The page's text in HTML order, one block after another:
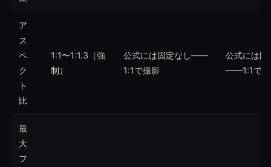
ア
ス
ペ
ク
ト
比
1:1〜1:1.3（強
制）
公式には固定なし——
1:1で撮影
公式には固
——1:1で撮
最
大
フ